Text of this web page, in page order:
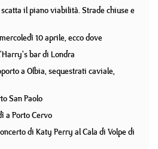
il piano viabilità. Strade chiuse e
10 aprile, ecco dove
bar di Londra
a Olbia, sequestrati caviale,
San Paolo
a Porto Cervo
di Katy Perry al Cala di Volpe di